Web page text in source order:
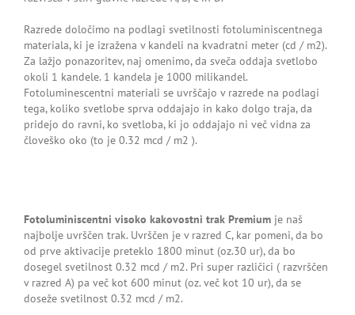
Razrede določimo na podlagi svetilnosti fotoluminiscentnega
materiala, ki je izražena v kandeli na kvadratni meter (cd / m2).
Za lažjo ponazoritev, naj omenimo, da sveča oddaja svetlobo
okoli 1 kandele. 1 kandela je 1000 milikandel.
Fotoluminescentni materiali se uvrščajo v razrede na podlagi
tega, koliko svetlobe sprva oddajajo in kako dolgo traja, da
pridejo do ravni, ko svetloba, ki jo oddajajo ni več vidna za
človeško oko (to je 0.32 mcd / m2 ).
Fotoluminiscentni visoko kakovostni trak Premium je naš
najbolje uvrščen trak. Uvrščen je v razred C, kar pomeni, da bo
od prve aktivacije preteklo 1800 minut (oz.30 ur), da bo
dosegel svetilnost 0.32 mcd / m2. Pri super različici ( razvrščen
v razred A) pa več kot 600 minut (oz. več kot 10 ur), da se
doseže svetilnost 0.32 mcd / m2.